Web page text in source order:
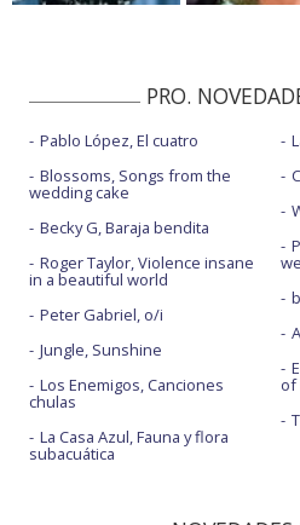
PRO.
Pablo López, El cuatro
Blossoms, Songs from the
wedding cake
Becky G, Baraja bendita
Roger Taylor, Violence insane
in a beautiful world
Peter Gabriel, o/i
Jungle, Sunshine
Los Enemigos, Canciones
chulas
La Casa Azul, Fauna y flora
subacuática
of